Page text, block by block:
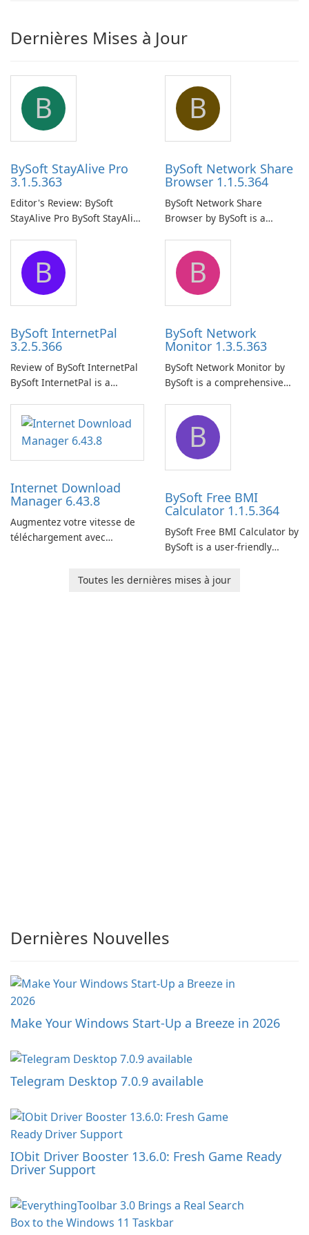
Dernières Mises à Jour
B
BySoft StayAlive Pro
3.1.5.363
Editor's Review: BySoft
StayAlive Pro BySoft StayAlive
application designed to
ensure the continuous and
uninterrupted operation of
your computer system.
B
BySoft Network Share
Browser 1.1.5.364
BySoft Network Share
Browser by BySoft is a
application that allows users
to easily browse and manage
shared folders on their
network.
B
BySoft InternetPal
3.2.5.366
Review of BySoft InternetPal
BySoft InternetPal is a
application designed to
monitor your internet
connection and provide real-
time insights into its
B
BySoft Network
Monitor 1.3.5.363
BySoft Network Monitor by
BySoft is a comprehensive
designed to help businesses
effectively manage their
network infrastructure.
Internet Download
Manager 6.43.8
Augmentez votre vitesse de
téléchargement avec
B
BySoft Free BMI
Calculator 1.1.5.364
BySoft Free BMI Calculator by
BySoft is a user-friendly
designed to help you
Toutes les dernières mises à jour
Dernières Nouvelles
Make Your Windows Start-Up a Breeze in 2026
Telegram Desktop 7.0.9 available
IObit Driver Booster 13.6.0: Fresh Game Ready
Driver Support